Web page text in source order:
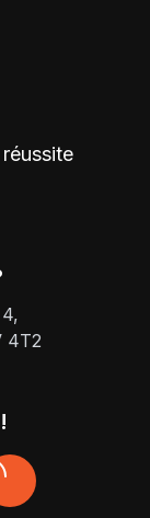
4T2